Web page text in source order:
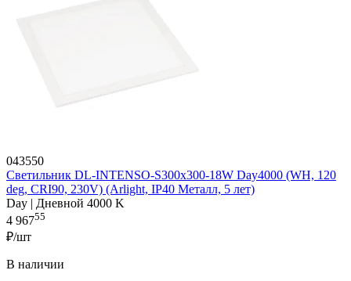
043550
Светильник DL-INTENSO-S300x300-18W Day4000 (WH, 120
deg, CRI90, 230V) (Arlight, IP40 Металл, 5 лет)
Day | Дневной 4000 K
4 96755
₽/шт
В наличии